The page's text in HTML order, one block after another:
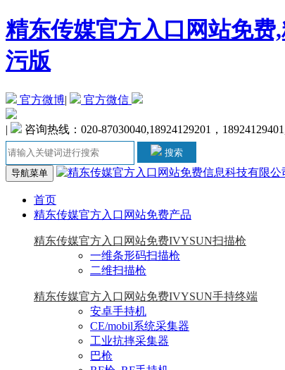
精东传媒官方入口网站免
污版
官方微博| 官方微信
| 咨询热线：020-87030040,18924129201，
搜索
导航菜单
首页
精东传媒官方入口网站免费产品
精东传媒官方入口网站免费IVYSUN扫描枪
一维条形码扫描枪
二维扫描枪
精东传媒官方入口网站免费IVYSUN手持终端
安卓手持机
CE/mobil系统采集器
工业抗摔采集器
巴枪